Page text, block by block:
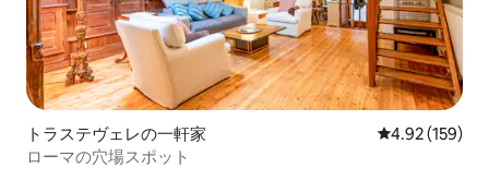
トラステヴェレの一軒家 レビュー159
4.92 (159)
ローマの穴場スポット